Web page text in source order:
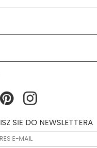
SIE DO NEWSLETTERA